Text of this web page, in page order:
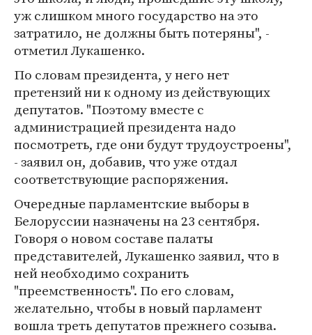
уж слишком много государство на это
затратило, не должны быть потеряны", -
отметил Лукашенко.
По словам президента, у него нет
претензий ни к одному из действующих
депутатов. "Поэтому вместе с
администрацией президента надо
посмотреть, где они будут трудоустроены",
- заявил он, добавив, что уже отдал
соответствующие распоряжения.
Очередные парламентские выборы в
Белоруссии назначены на 23 сентября.
Говоря о новом составе палаты
представителей, Лукашенко заявил, что в
ней необходимо сохранить
"преемственность". По его словам,
желательно, чтобы в новый парламент
вошла треть депутатов прежнего созыва.